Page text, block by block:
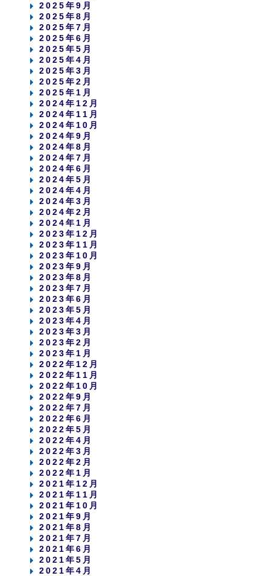
2025年9月
2025年8月
2025年7月
2025年6月
2025年5月
2025年4月
2025年3月
2025年2月
2025年1月
2024年12月
2024年11月
2024年10月
2024年9月
2024年8月
2024年7月
2024年6月
2024年5月
2024年4月
2024年3月
2024年2月
2024年1月
2023年12月
2023年11月
2023年10月
2023年9月
2023年8月
2023年7月
2023年6月
2023年5月
2023年4月
2023年3月
2023年2月
2023年1月
2022年12月
2022年11月
2022年10月
2022年9月
2022年7月
2022年6月
2022年5月
2022年4月
2022年3月
2022年2月
2022年1月
2021年12月
2021年11月
2021年10月
2021年9月
2021年8月
2021年7月
2021年6月
2021年5月
2021年4月